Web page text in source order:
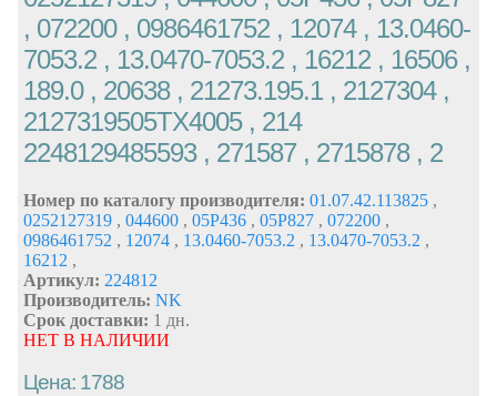
, 072200 , 0986461752 , 12074 , 13.0460-
7053.2 , 13.0470-7053.2 , 16212 , 16506 ,
189.0 , 20638 , 21273.195.1 , 2127304 ,
2127319505TX4005 , 214
2248129485593 , 271587 , 2715878 , 2
Номер по каталогу производителя: 01.07.42.113825 ,
0252127319 , 044600 , 05P436 , 05P827 , 072200 ,
0986461752 , 12074 , 13.0460-7053.2 , 13.0470-7053.2 ,
16212 ,
Артикул: 224812
Производитель: NK
Срок доставки: 1 дн.
НЕТ В НАЛИЧИИ
Цена: 1788